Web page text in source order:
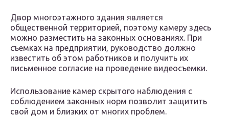
Двор многоэтажного здания является
общественной территорией, поэтому камеру здесь
можно разместить на законных основаниях. При
съемках на предприятии, руководство должно
известить об этом работников и получить их
письменное согласие на проведение видеосъемки.
Использование камер скрытого наблюдения с
соблюдением законных норм позволит защитить
свой дом и близких от многих проблем.